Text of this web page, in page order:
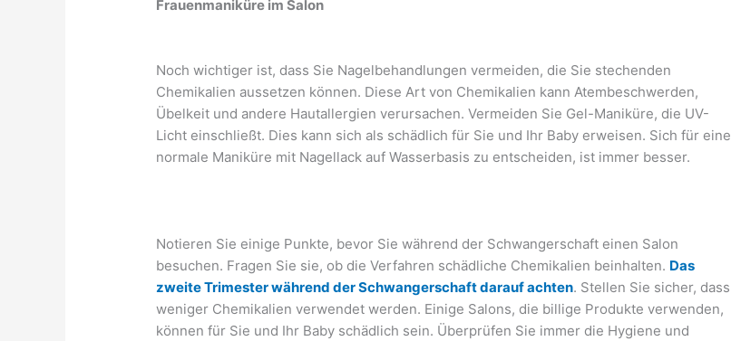
Frauenmaniküre im Salon
Noch wichtiger ist, dass Sie Nagelbehandlungen vermeiden, die Sie stechenden
Chemikalien aussetzen können. Diese Art von Chemikalien kann Atembeschwerden,
Übelkeit und andere Hautallergien verursachen. Vermeiden Sie Gel-Maniküre, die UV-
Licht einschließt. Dies kann sich als schädlich für Sie und Ihr Baby erweisen. Sich für eine
normale Maniküre mit Nagellack auf Wasserbasis zu entscheiden, ist immer besser.
Notieren Sie einige Punkte, bevor Sie während der Schwangerschaft einen Salon
besuchen. Fragen Sie sie, ob die Verfahren schädliche Chemikalien beinhalten. Das
zweite Trimester während der Schwangerschaft darauf achten. Stellen Sie sicher, dass
weniger Chemikalien verwendet werden. Einige Salons, die billige Produkte verwenden,
können für Sie und Ihr Baby schädlich sein. Überprüfen Sie immer die Hygiene und